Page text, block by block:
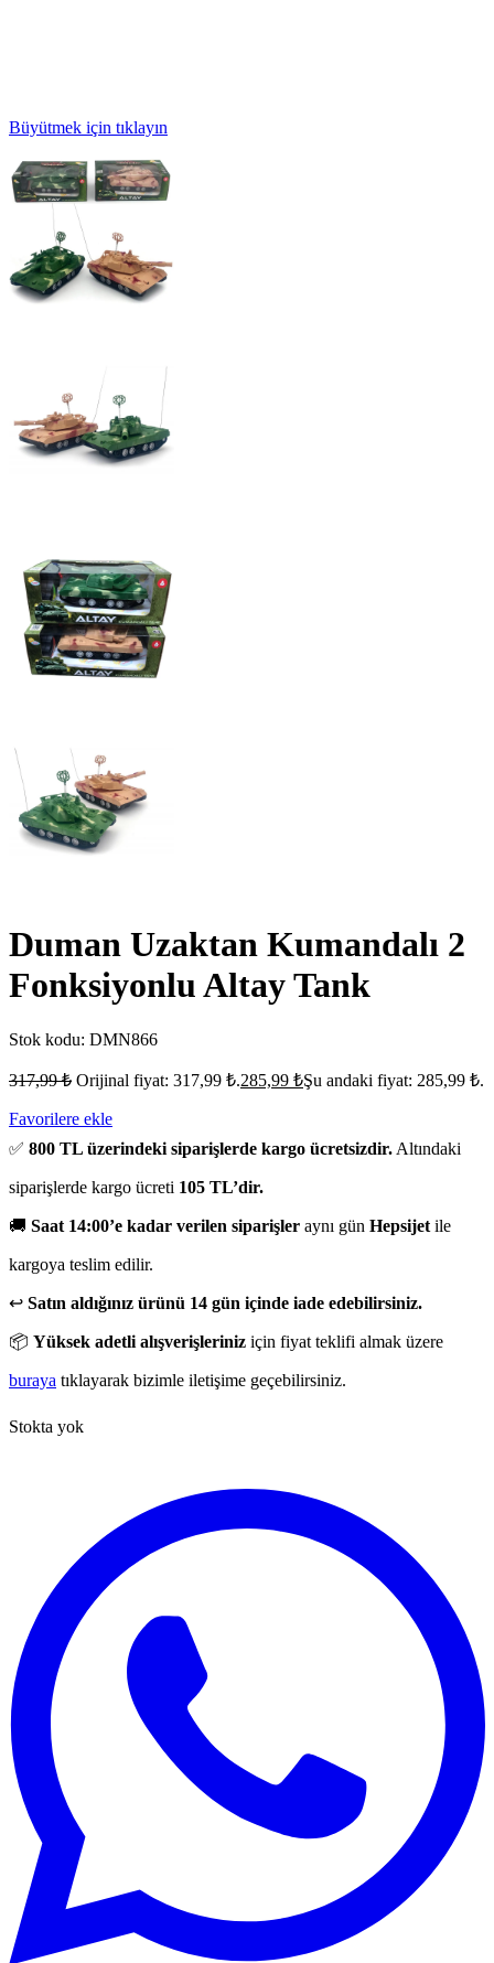
Büyütmek için tıklayın
Duman Uzaktan Kumandalı 2
Fonksiyonlu Altay Tank
Stok kodu: DMN866
317,99₺ Orijinal fiyat: 317,99 ₺.285,99 ₺Şu andaki fiyat: 285,99 ₺.
Favorilere ekle
✅ 800 TL üzerindeki siparişlerde kargo ücretsizdir. Altındaki
siparişlerde kargo ücreti 105 TL’dir.
🚚 Saat 14:00’e kadar verilen siparişler aynı gün Hepsijet ile
kargoya teslim edilir.
↩️ Satın aldığınız ürünü 14 gün içinde iade edebilirsiniz.
📦 Yüksek adetli alışverişleriniz için fiyat teklifi almak üzere
buraya tıklayarak bizimle iletişime geçebilirsiniz.
Stokta yok